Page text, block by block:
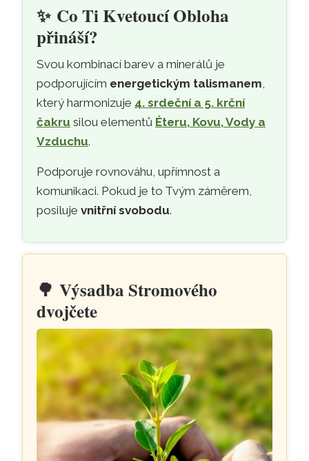
✨ Co Ti Kvetoucí Obloha
přináší?
Svou kombinací barev a minerálů je
podporujícím energetickým talismanem
který harmonizuje 4. srdeční a 5. krční
čakru silou elementů Éteru, Kovu, Vody a
Vzduchu.
Podporuje rovnováhu, upřímnost a
komunikaci. Pokud je to Tvým záměrem,
posilujevnitřní svobodu.
🌳Výsadba Stromového
dvojčete